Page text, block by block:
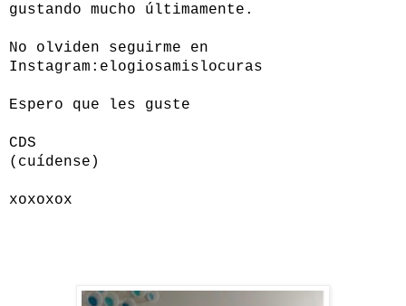
gustando mucho últimamente.
No olviden seguirme en
Instagram:elogiosamislocuras
Espero que les guste
CDS
(cuídense)
xoxoxox